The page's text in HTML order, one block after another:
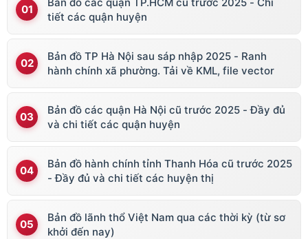
tiết các quận huyện
Bản đồ TP Hà Nội sau sáp nhập 2025 - Ranh
hành chính xã phường. Tải về KML, file vector
Bản đồ các quận Hà Nội cũ trước 2025 - Đầy đủ
và chi tiết các quận huyện
Bản đồ hành chính tỉnh Thanh Hóa cũ trước 2025
- Đầy đủ và chi tiết các huyện thị
Bản đồ lãnh thổ Việt Nam qua các thời kỳ (từ sơ
khởi đến nay)